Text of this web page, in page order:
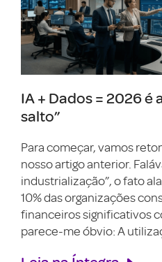
IA + Dados = 2026 é
salto”
Para começar, vamos
nosso artigo anterior.
industrialização”, o fato
10% das organizações
financeiros significativos
parece-me óbvio: A